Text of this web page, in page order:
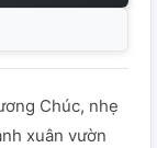
Chúc, nhẹ
xuân vườn